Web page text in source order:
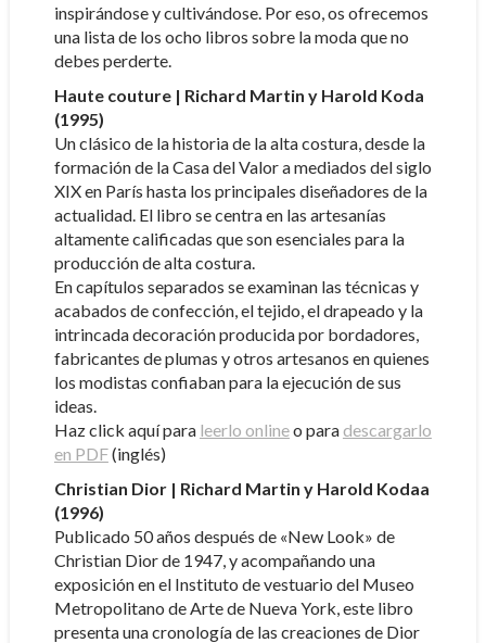
inspirándose y cultivándose. Por eso, os ofrecemos
una lista de los ocho libros sobre la moda que no
debes perderte.
Haute couture | Richard Martin y Harold Koda
(1995)
Un clásico de la historia de la alta costura, desde la
formación de la Casa del Valor a mediados del siglo
XIX en París hasta los principales diseñadores de la
actualidad. El libro se centra en las artesanías
altamente calificadas que son esenciales para la
producción de alta costura.
En capítulos separados se examinan las técnicas y
acabados de confección, el tejido, el drapeado y la
intrincada decoración producida por bordadores,
fabricantes de plumas y otros artesanos en quienes
los modistas confiaban para la ejecución de sus
ideas.
Haz click aquí para leerlo onlineo para descargarlo
en PDF(inglés)
Christian Dior | Richard Martin y Harold Kodaa
(1996)
Publicado 50 años después de «New Look» de
Christian Dior de 1947, y acompañando una
exposición en el Instituto de vestuario del Museo
Metropolitano de Arte de Nueva York, este libro
presenta una cronología de las creaciones de Dior